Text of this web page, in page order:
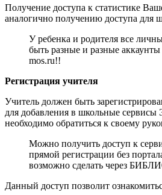
Получение доступа к статистике
аналогично получению доступа для
У ребенка и родителя все
быть разные и разные аккаунты
mos.ru!!
Регистрация учителя
Учитель должен быть
для добавления в школьные сервисы
необходимо обратиться к своему
Можно получить доступ к
прямой регистрации без
возможно сделать через
Данный доступ позволит